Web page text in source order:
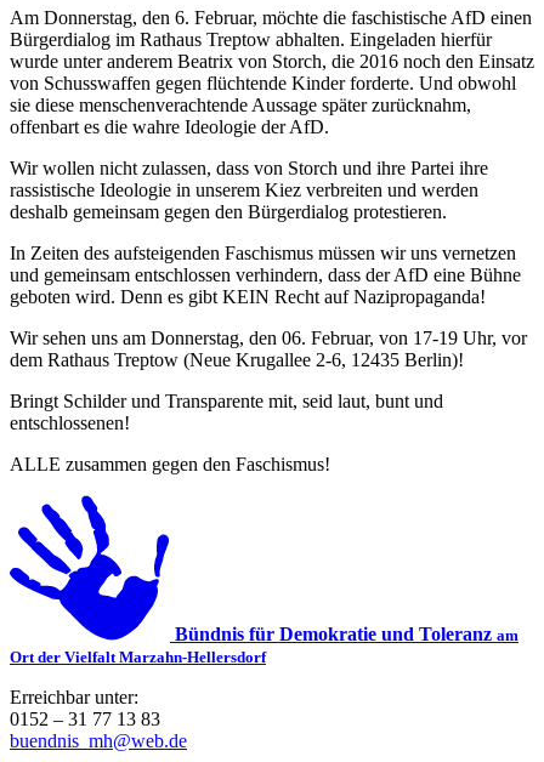
Am Donnerstag, den 6. Februar, möchte die faschistische AfD einen
Bürgerdialog im Rathaus Treptow abhalten. Eingeladen hierfür
wurde unter anderem Beatrix von Storch, die 2016 noch den Einsatz
von Schusswaffen gegen flüchtende Kinder forderte. Und obwohl
sie diese menschenverachtende Aussage später zurücknahm,
offenbart es die wahre Ideologie der AfD.
Wir wollen nicht zulassen, dass von Storch und ihre Partei ihre
rassistische Ideologie in unserem Kiez verbreiten und werden
deshalb gemeinsam gegen den Bürgerdialog protestieren.
In Zeiten des aufsteigenden Faschismus müssen wir uns vernetzen
und gemeinsam entschlossen verhindern, dass der AfD eine Bühne
geboten wird. Denn es gibt KEIN Recht auf Nazipropaganda!
Wir sehen uns am Donnerstag, den 06. Februar, von 17-19 Uhr, vor
dem Rathaus Treptow (Neue Krugallee 2-6, 12435 Berlin)!
Bringt Schilder und Transparente mit, seid laut, bunt und
entschlossenen!
ALLE zusammen gegen den Faschismus!
Bündnis für Demokratie und Toleranz am
Ort der Vielfalt Marzahn-Hellersdorf
Erreichbar unter:
0152 – 31 77 13 83
buendnis_mh@web.de